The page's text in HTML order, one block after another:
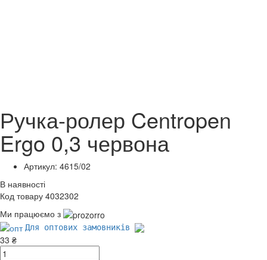
Ручка-ролер Centropen
Ergo 0,3 червона
Артикул: 4615/02
В наявності
Код товару 4032302
Ми працюємо з
Для оптових замовників
33 ₴